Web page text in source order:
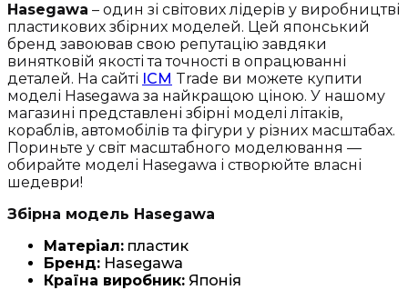
Hasegawa – один зі світових лідерів у виробництві
пластикових збірних моделей. Цей японський
бренд завоював свою репутацію завдяки
винятковій якості та точності в опрацюванні
деталей. На сайті ICM Trade ви можете купити
моделі Hasegawa за найкращою ціною. У нашому
магазині представлені збірні моделі літаків,
кораблів, автомобілів та фігури у різних масштабах.
Пориньте у світ масштабного моделювання —
обирайте моделі Hasegawa і створюйте власні
шедеври!
Збірна модель Hasegawa
Матеріал: пластик
Бренд: Hasegawa
Країна виробник: Японія